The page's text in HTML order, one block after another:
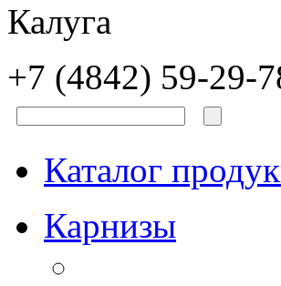
Калуга
+7 (4842) 59-29-
Каталог
Карнизы